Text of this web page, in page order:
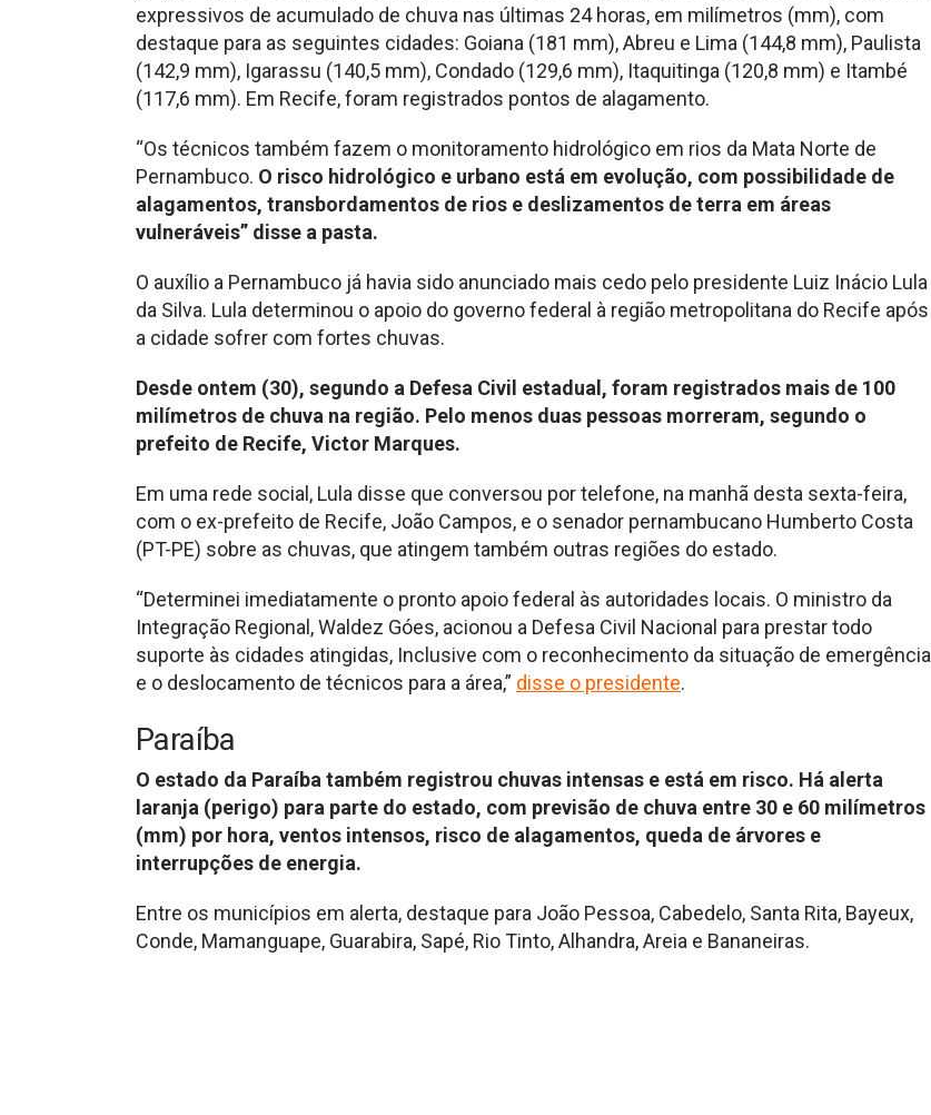
expressivos de acumulado de chuva nas últimas 24 horas, em milímetros (mm), com
destaque para as seguintes cidades: Goiana (181 mm), Abreu e Lima (144,8 mm), Paulista
(142,9 mm), Igarassu (140,5 mm), Condado (129,6 mm), Itaquitinga (120,8 mm) e Itambé
(117,6 mm). Em Recife, foram registrados pontos de alagamento.
“Os técnicos também fazem o monitoramento hidrológico em rios da Mata Norte de
Pernambuco. O risco hidrológico e urbano está em evolução, com possibilidade de
alagamentos, transbordamentos de rios e deslizamentos de terra em áreas
vulneráveis” disse a pasta.
O auxílio a Pernambuco já havia sido anunciado mais cedo pelo presidente Luiz Inácio Lula
da Silva. Lula determinou o apoio do governo federal à região metropolitana do Recife após
a cidade sofrer com fortes chuvas.
Desde ontem (30), segundo a Defesa Civil estadual, foram registrados mais de 100
milímetros de chuva na região. Pelo menos duas pessoas morreram, segundo o
prefeito de Recife, Victor Marques.
Em uma rede social, Lula disse que conversou por telefone, na manhã desta sexta-feira,
com o ex-prefeito de Recife, João Campos, e o senador pernambucano Humberto Costa
(PT-PE) sobre as chuvas, que atingem também outras regiões do estado.
“Determinei imediatamente o pronto apoio federal às autoridades locais. O ministro da
Integração Regional, Waldez Góes, acionou a Defesa Civil Nacional para prestar todo
suporte às cidades atingidas, Inclusive com o reconhecimento da situação de emergência
e o deslocamento de técnicos para a área,” disse o presidente.
Paraíba
O estado da Paraíba também registrou chuvas intensas e está em risco. Há alerta
laranja (perigo) para parte do estado, com previsão de chuva entre 30 e 60 milímetros
(mm) por hora, ventos intensos, risco de alagamentos, queda de árvores e
interrupções de energia.
Entre os municípios em alerta, destaque para João Pessoa, Cabedelo, Santa Rita, Bayeux,
Conde, Mamanguape, Guarabira, Sapé, Rio Tinto, Alhandra, Areia e Bananeiras.